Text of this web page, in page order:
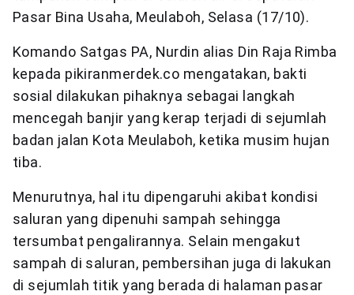
Pasar Bina Usaha, Meulaboh, Selasa (17/10).
Komando Satgas PA, Nurdin alias Din Raja Rimba
kepada pikiranmerdek.co mengatakan, bakti
sosial dilakukan pihaknya sebagai langkah
mencegah banjir yang kerap terjadi di sejumlah
badan jalan Kota Meulaboh, ketika musim hujan
tiba.
Menurutnya, hal itu dipengaruhi akibat kondisi
saluran yang dipenuhi sampah sehingga
tersumbat pengalirannya. Selain mengakut
sampah di saluran, pembersihan juga di lakukan
di sejumlah titik yang berada di halaman pasar